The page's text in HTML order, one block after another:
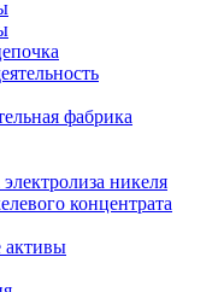
фабрика
никеля
концентрата
активы